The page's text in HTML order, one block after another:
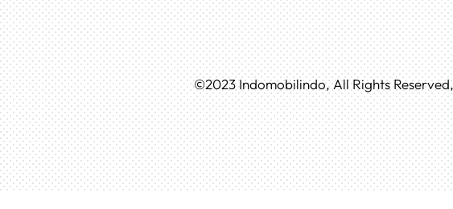
©2023Indomobilindo, All Rights